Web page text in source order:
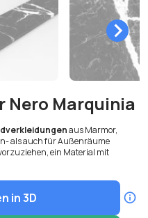
Nero Marquinia
aus Marmor,
als auch für Außenräume
ein Material mit
in 3D